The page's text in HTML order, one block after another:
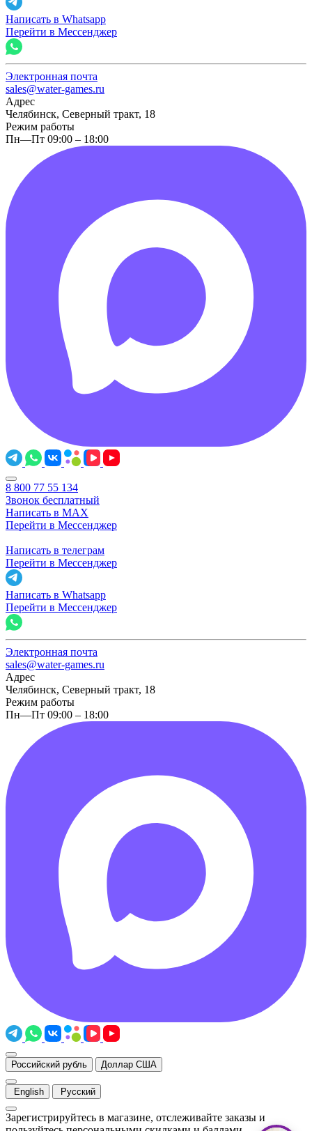
Написать в Whatsapp
Перейти в Мессенджер
Электронная почта
sales@water-games.ru
Адрес
Челябинск, Северный тракт, 18
Режим работы
Пн—Пт 09:00 – 18:00
8 800 77 55 134
Звонок бесплатный
Написать в MAX
Перейти в Мессенджер
Написать в телеграм
Перейти в Мессенджер
Написать в Whatsapp
Перейти в Мессенджер
Электронная почта
sales@water-games.ru
Адрес
Челябинск, Северный тракт, 18
Режим работы
Пн—Пт 09:00 – 18:00
Российский рубль Доллар США
English Русский
Зарегистрируйтесь в магазине, отслеживайте заказы и